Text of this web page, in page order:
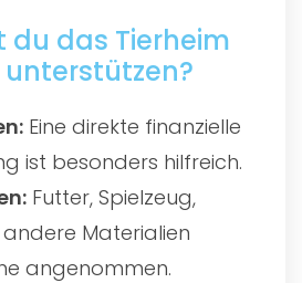
du das Tierheim
Eine direkte finanzielle
ist besonders hilfreich.
Futter, Spielzeug,
Materialien
angenommen.